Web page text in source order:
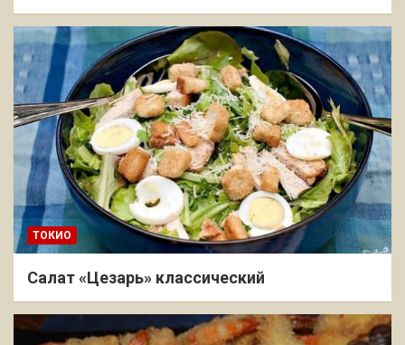
ТОКИО
Салат «Цезарь» классический